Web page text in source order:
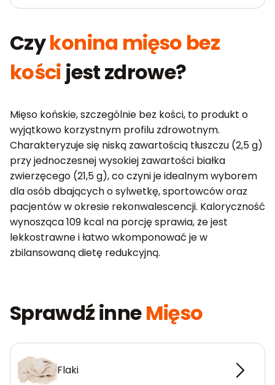
Czykonina mięso bez
kości jest zdrowe?
Mięso końskie, szczególnie bez kości, to produkt o
wyjątkowo korzystnym profilu zdrowotnym.
Charakteryzuje się niską zawartością tłuszczu (2,5 g)
przy jednoczesnej wysokiej zawartości białka
zwierzęcego (21,5 g), co czyni je idealnym wyborem
dla osób dbających o sylwetkę, sportowców oraz
pacjentów w okresie rekonwalescencji. Kaloryczność
wynosząca 109 kcal na porcję sprawia, że jest
lekkostrawne i łatwo wkomponować je w
zbilansowaną dietę redukcyjną.
Sprawdź inneMięso
Flaki